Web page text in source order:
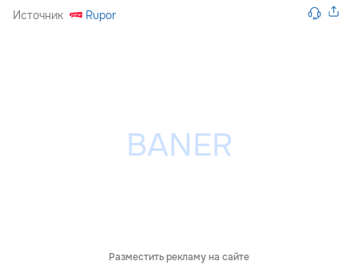
Источник Rupor
Разместить рекламу на сайте